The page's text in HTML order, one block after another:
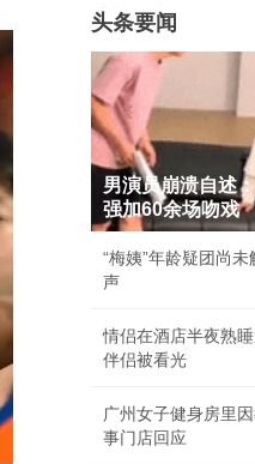
头条要闻
男演员崩溃自述
强加60余场吻戏
“梅姨”年龄疑团尚
声
情侣在酒店半夜熟
伴侣被看光
广州女子健身房里
事门店回应